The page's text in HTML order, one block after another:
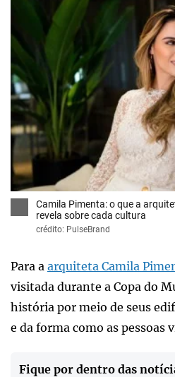
Camila Pimenta: o que a
revela sobre cada cultura
crédito: PulseBrand
Para a arquiteta Camila
visitada durante a Copa do
história por meio de seus
e da forma como as pessoas
Fique por dentro das